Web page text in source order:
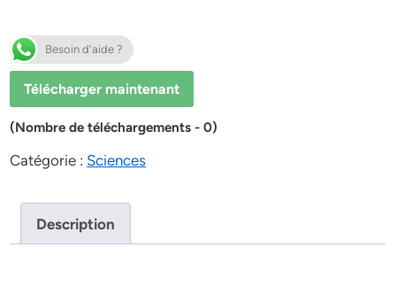
Besoin d'aide ?
Télécharger maintenant
(Nombre de téléchargements - 0)
Catégorie : Sciences
Description